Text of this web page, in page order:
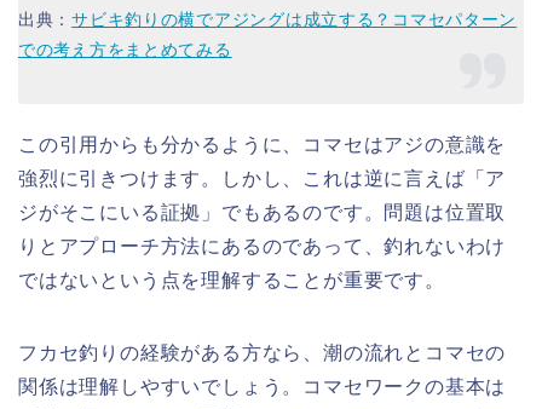
出典：サビキ釣りの横でアジングは成立する？コマセパターン
での考え方をまとめてみる
この引用からも分かるように、コマセはアジの意識を
強烈に引きつけます。しかし、これは逆に言えば「ア
ジがそこにいる証拠」でもあるのです。問題は位置取
りとアプローチ方法にあるのであって、釣れないわけ
ではないという点を理解することが重要です。
フカセ釣りの経験がある方なら、潮の流れとコマセの
関係は理解しやすいでしょう。コマセワークの基本は